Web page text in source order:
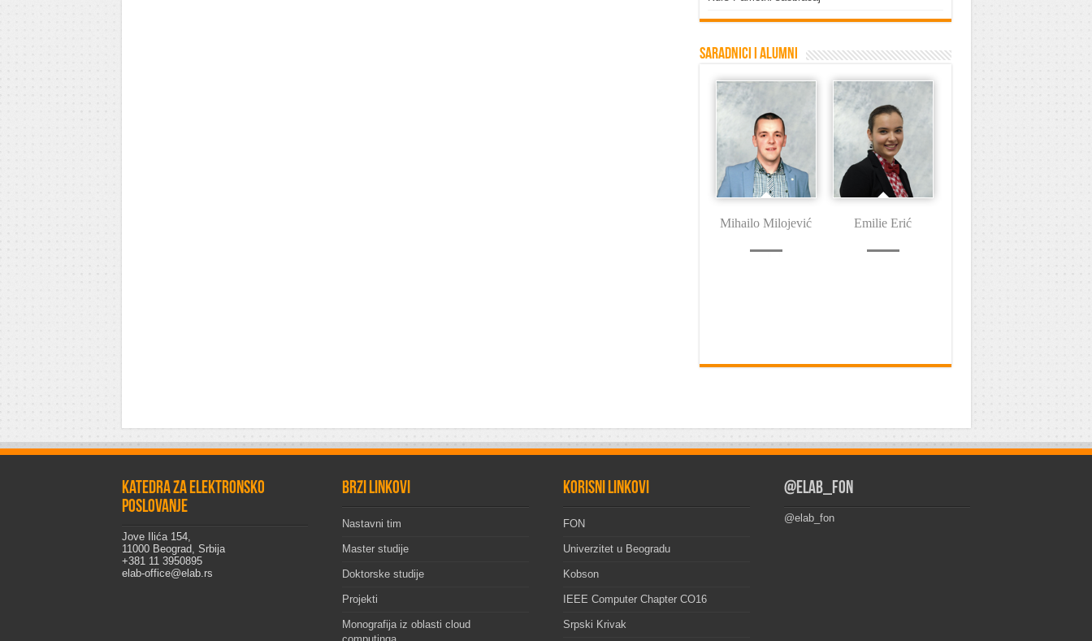
Saradnici i Alumni
Mihailo Milojević Emilie Erić
Katedra za elektronsko
poslovanje
Jove Ilića 154,
11000 Beograd, Srbija
+381 11 3950895
elab-office@elab.rs
Brzi linkovi
Nastavni tim
Master studije
Doktorske studije
Projekti
Monografija iz oblasti cloud
Korisni linkovi
FON
Univerzitet u Beogradu
Kobson
IEEE Computer Chapter CO16
Srpski Krivak
@elab_fon
@elab_fon